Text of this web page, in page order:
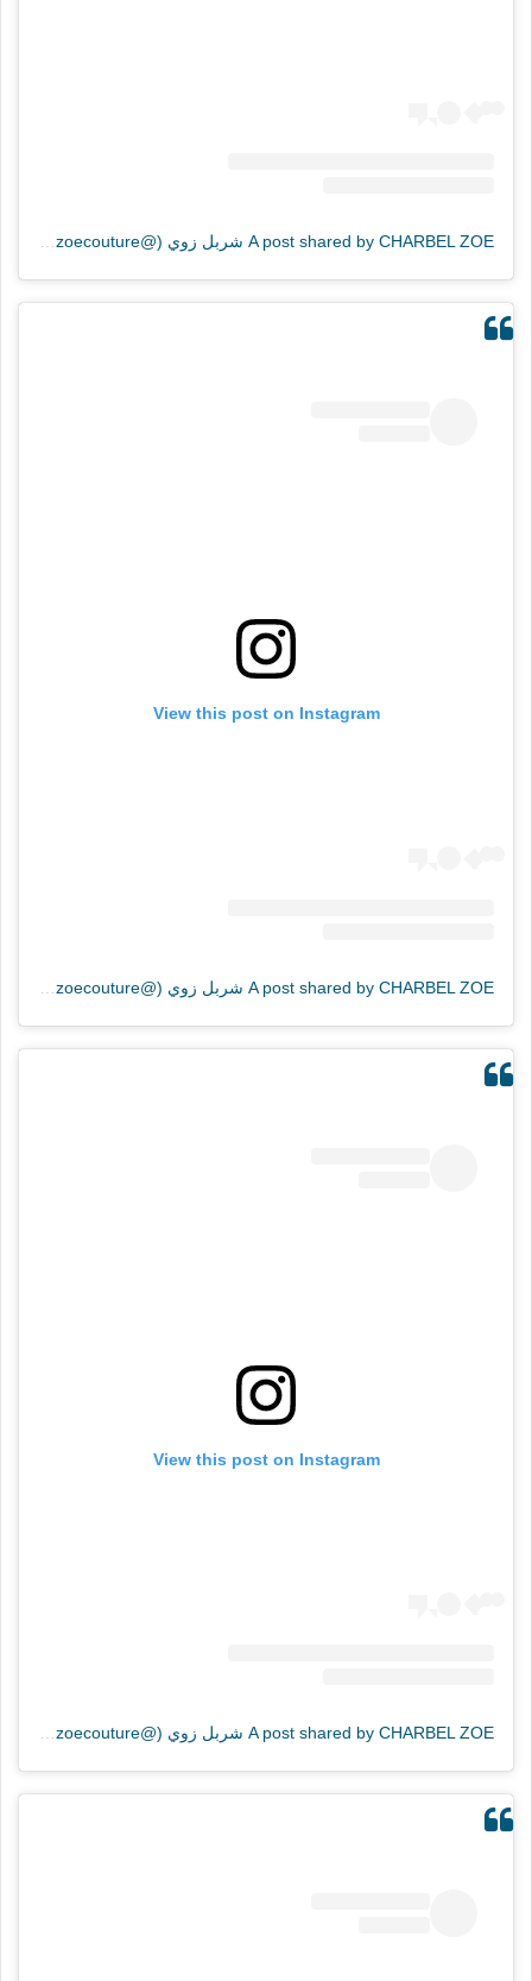
A post shared by CHARBEL ZOE شربل زوي (@charbelzoecouture)
View this post on Instagram
View this post on Instagram
A post shared by CHARBEL ZOE شربل زوي (@charbelzoecouture)